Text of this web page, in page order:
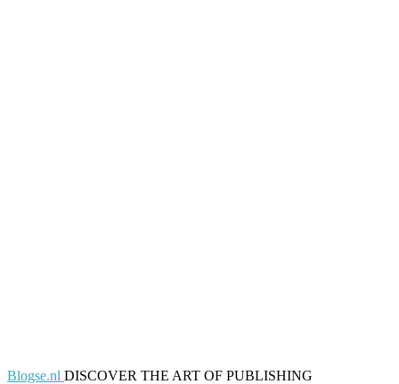
Blogse.nl DISCOVER THE ART OF PUBLISHING